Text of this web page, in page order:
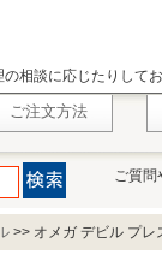
相談に応じたりして
ご注文方法
ご質問
>> オメガ デビル プ